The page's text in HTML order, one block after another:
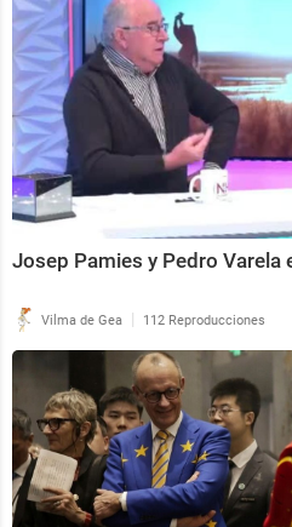
Josep Pamies y Pedro Varela
Vilma de Gea | 112 Reproducciones